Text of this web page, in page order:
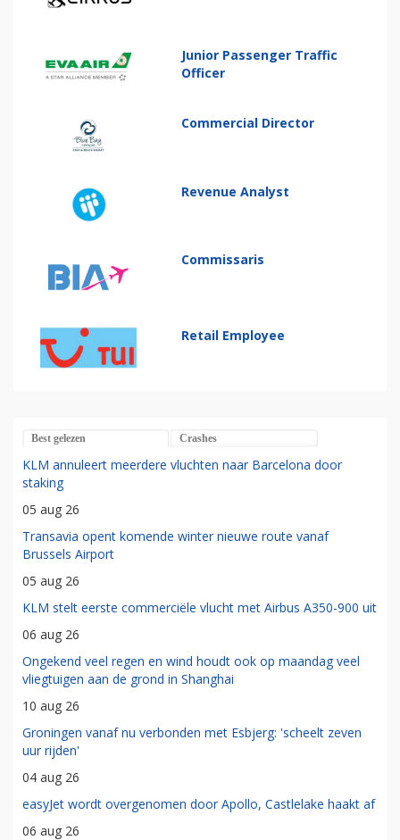
Junior Passenger Traffic
Officer
Commercial Director
Revenue Analyst
Commissaris
Retail Employee
Best gelezen Crashes
KLM annuleert meerdere vluchten naar Barcelona door
staking
05 aug 26
Transavia opent komende winter nieuwe route vanaf
Brussels Airport
05 aug 26
KLM stelt eerste commerciële vlucht met Airbus A350-900 uit
06 aug 26
Ongekend veel regen en wind houdt ook op maandag veel
vliegtuigen aan de grond in Shanghai
10 aug 26
Groningen vanaf nu verbonden met Esbjerg: 'scheelt zeven
uur rijden'
04 aug 26
easyJet wordt overgenomen door Apollo, Castlelake haakt af
06 aug 26